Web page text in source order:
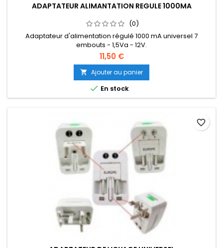
ADAPTATEUR ALIMANTATION REGULE 1000MA
(0)
Adaptateur d'alimentation régulé 1000 mA universel 7
embouts - 1,5Va - 12V.
11,50 €
 Ajouter au panier
 En stock
favorite_border